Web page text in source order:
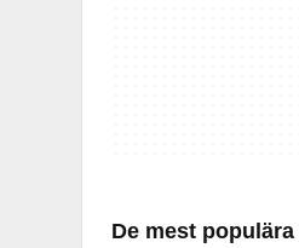
De mest populära